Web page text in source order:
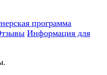
программа
Информация для